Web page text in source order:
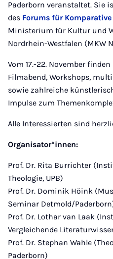
Paderborn veranstaltet. Sie
des Forums für
Ministerium für Kultur und
Nordrhein-Westfalen (MKW
Vom 17.-22. November
Filmabend, Workshops,
sowie zahlreiche
Impulse zum
Alle Interessierten sind
Organisator*innen:
Prof. Dr. Rita Burrichter
Theologie, UPB)
Prof. Dr. Dominik Höink
Seminar Detmold/
Prof. Dr. Lothar van Laak
Vergleichende
Prof. Dr. Stephan Wahle
Paderborn)